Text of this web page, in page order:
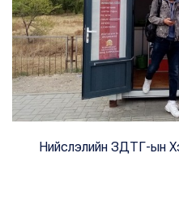
Нийслэлийн ЗДТГ-ын